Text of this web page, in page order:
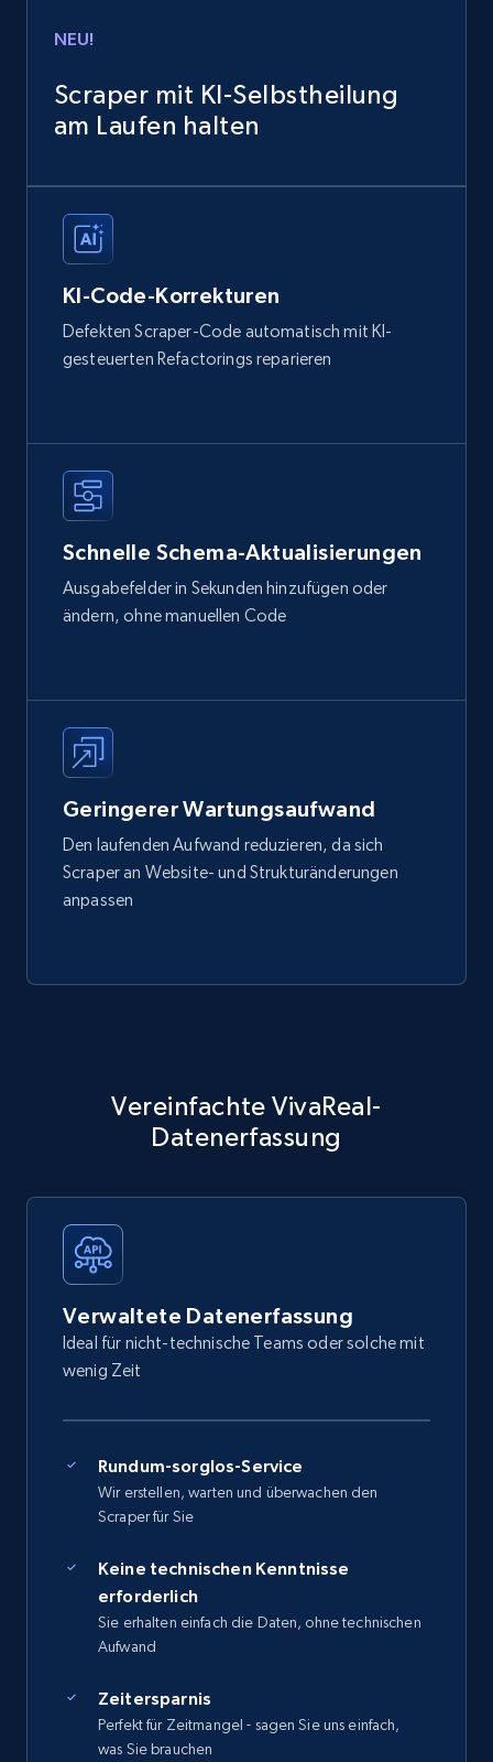
NEU!
Scraper mit KI-Selbstheilung
am Laufen halten
KI-Code-Korrekturen
Defekten Scraper-Code automatisch mit KI-
gesteuerten Refactorings reparieren
Schnelle Schema-Aktualisierungen
Ausgabefelder in Sekunden hinzufügen oder
ändern, ohne manuellen Code
Geringerer Wartungsaufwand
Den laufenden Aufwand reduzieren, da sich
Scraper an Website- und Strukturänderungen
anpassen
Vereinfachte VivaReal-
Datenerfassung
Verwaltete Datenerfassung
Ideal für nicht-technische Teams oder solche mit
wenig Zeit
Rundum-sorglos-Service
Wir erstellen, warten und überwachen den
Scraper für Sie
Keine technischen Kenntnisse
erforderlich
Sie erhalten einfach die Daten, ohne technischen
Aufwand
Zeitersparnis
Perfekt für Zeitmangel - sagen Sie uns einfach,
was Sie brauchen